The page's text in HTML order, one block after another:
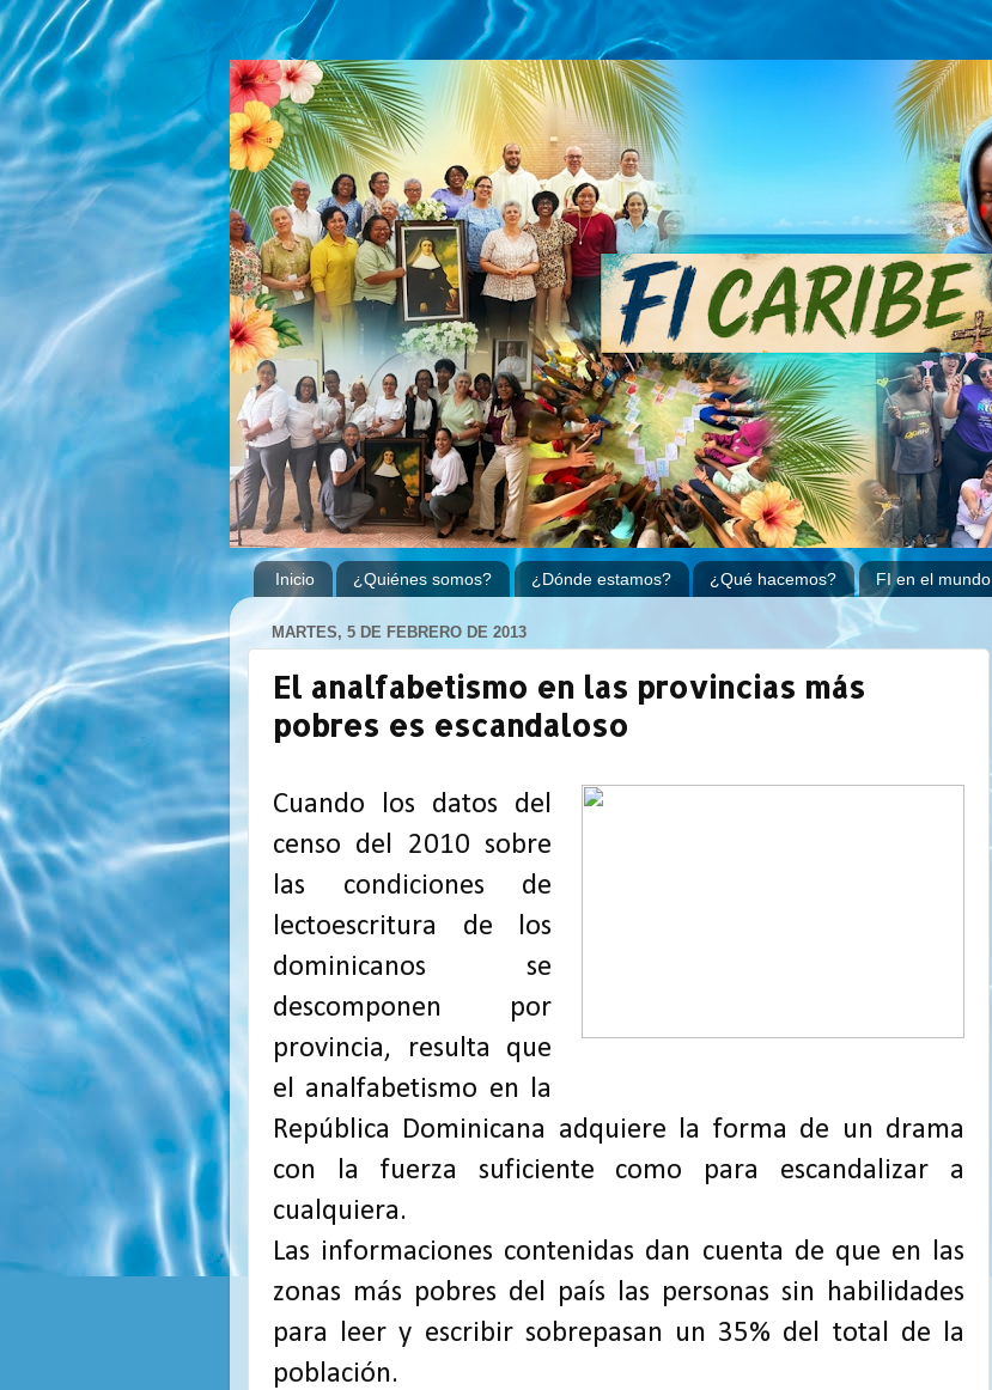
Inicio ¿Quiénes somos? ¿Dónde estamos? ¿Qué hacemos? FI en el mundo
MARTES, 5 DE FEBRERO DE 2013
El analfabetismo en las provincias más
pobres es escandaloso
Cuando los datos del
censo del 2010 sobre
las condiciones de
lectoescritura de los
dominicanos se
descomponen por
provincia, resulta que
el analfabetismo en la
República Dominicana adquiere la forma de un drama
con la fuerza suficiente como para escandalizar a
cualquiera.
Las informaciones contenidas dan cuenta de que en las
zonas más pobres del país las personas sin habilidades
para leer y escribir sobrepasan un 35% del total de la
población.